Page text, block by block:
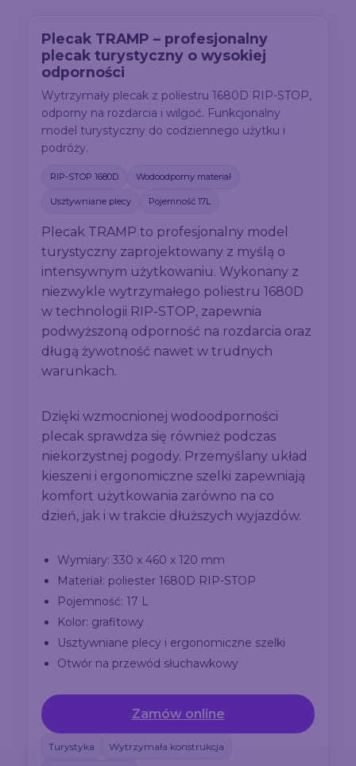
Plecak TRAMP – profesjonalny
plecak turystyczny o wysokiej
odporności
Wytrzymały plecak z poliestru 1680D RIP-STOP,
odporny na rozdarcia i wilgoć. Funkcjonalny
model turystyczny do codziennego użytku i
podróży.
RIP-STOP 1680D Wodoodporny materiał
Usztywniane plecy Pojemność 17L
Plecak TRAMP to profesjonalny model
turystyczny zaprojektowany z myślą o
intensywnym użytkowaniu. Wykonany z
niezwykle wytrzymałego poliestru 1680D
w technologii RIP-STOP, zapewnia
podwyższoną odporność na rozdarcia oraz
długą żywotność nawet w trudnych
warunkach.
Dzięki wzmocnionej wodoodporności
plecak sprawdza się również podczas
niekorzystnej pogody. Przemyślany układ
kieszeni i ergonomiczne szelki zapewniają
komfort użytkowania zarówno na co
dzień, jak i w trakcie dłuższych wyjazdów.
Wymiary: 330 x 460 x 120 mm
Materiał: poliester 1680D RIP-STOP
Pojemność: 17 L
Kolor: grafitowy
Usztywniane plecy i ergonomiczne szelki
Otwór na przewód słuchawkowy
Zamów online
Turystyka Wytrzymała konstrukcja